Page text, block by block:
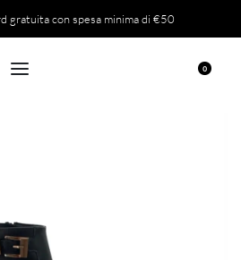
gratuita con spesa minima di €50
0